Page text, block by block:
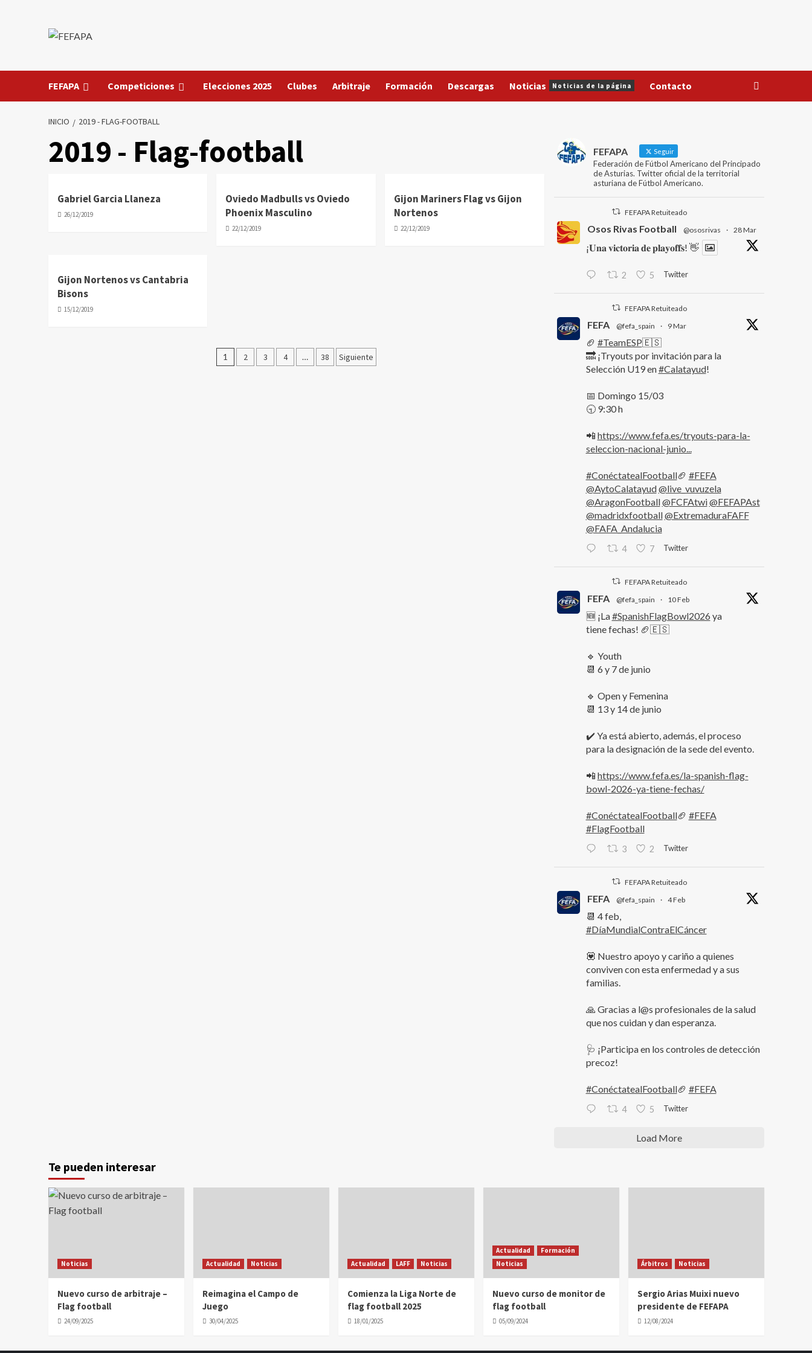
FEFAPA Competiciones Elecciones 2025 Clubes Arbitraje Formación Descargas Noticias Noticias de la página Contacto
INICIO 2019 - FLAG-FOOTBALL
2019 - Flag-football
Gabriel Garcia Llaneza
26/12/2019
Oviedo Madbulls vs Oviedo
Phoenix Masculino
22/12/2019
Gijon Mariners Flag vs Gijon
Nortenos
22/12/2019
Gijon Nortenos vs Cantabria
Bisons
15/12/2019
Paginación
1 2 3 4 … 38 Siguiente
FEFAPA Seguir
Federación de Fútbol Americano del Principado
de Asturias. Twitter oficial de la territorial
asturiana de Fútbol Americano.
FEFAPA Retuiteado
Osos Rivas Football @ososrivas · 28 Mar
¡𝐔𝐧𝐚 𝐯𝐢𝐜𝐭𝐨𝐫𝐢𝐚 𝐝𝐞 𝐩𝐥𝐚𝐲𝐨𝐟𝐟𝐬! 👋
2 5 Twitter
FEFAPA Retuiteado
FEFA @fefa_spain · 9 Mar
🏈 #TeamESP🇪🇸
🔜 ¡Tryouts por invitación para la
Selección U19 en#Calatayud!
📅 Domingo 15/03
🕤 9:30 h
📲 https://www.fefa.es/tryouts-para-la-
seleccion-nacional-junio...
#ConéctatealFootball🏈 #FEFA
@AytoCalatayud@live_vuvuzela
@AragonFootball@FCFAtwi@FEFAPAst
@madridxfootball@ExtremaduraFAFF
@FAFA_Andalucia
4 7 Twitter
FEFAPA Retuiteado
FEFA @fefa_spain · 10 Feb
🆕 ¡La#SpanishFlagBowl2026 ya
tiene fechas! 🏈🇪🇸
🔹 Youth
📆 6 y 7 de junio
🔹 Open y Femenina
📆 13 y 14 de junio
✔️ Ya está abierto, además, el proceso
para la designación de la sede del evento.
📲 https://www.fefa.es/la-spanish-flag-
bowl-2026-ya-tiene-fechas/
#ConéctatealFootball🏈 #FEFA
#FlagFootball
3 2 Twitter
FEFAPA Retuiteado
FEFA @fefa_spain · 4 Feb
📆 4 feb,
#DíaMundialContraElCáncer
💟 Nuestro apoyo y cariño a quienes
conviven con esta enfermedad y a sus
familias.
🙏 Gracias a l@s profesionales de la salud
que nos cuidan y dan esperanza.
🩺 ¡Participa en los controles de detección
precoz!
#ConéctatealFootball🏈 #FEFA
4 5 Twitter
Load More
Te pueden interesar
Noticias
Nuevo curso de arbitraje –
Flag football
24/09/2025
Actualidad Noticias
Reimagina el Campo de
Juego
30/04/2025
Actualidad LAFF Noticias
Comienza la Liga Norte de
flag football 2025
18/01/2025
Actualidad
Formación
Noticias
Nuevo curso de monitor de
flag football
05/09/2024
Árbitros Noticias
Sergio Arias Muixi nuevo
presidente de FEFAPA
12/08/2024